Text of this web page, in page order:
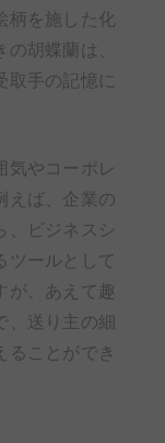
柄を施した化
胡蝶蘭は、
手の記憶に
気やコーポレ
えば、企業の
、ビジネスシ
ツールとして
が、あえて趣
送り主の細
ることができ